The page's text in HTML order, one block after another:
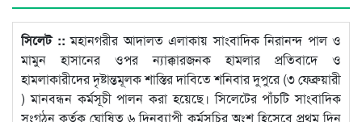
সিলেট :: মহানগরীর আদালত এলাকায় সাংবাদিক নিরানন্দ পাল ও
মামুন হাসানের ওপর ন্যাক্কারজনক হামলার প্রতিবাদে ও
হামলাকারীদের দৃষ্টান্তমূলক শাস্তির দাবিতে শনিবার দুপুরে (৩ ফেব্রুয়ারী
) মানবন্ধন কর্মসূচী পালন করা হয়েছে। সিলেটের পাঁচটি সাংবাদিক
সংগঠন কর্তৃক ঘোষিত ৬ দিনব্যাপী কর্মসূচির অংশ হিসেবে প্রথম দিন